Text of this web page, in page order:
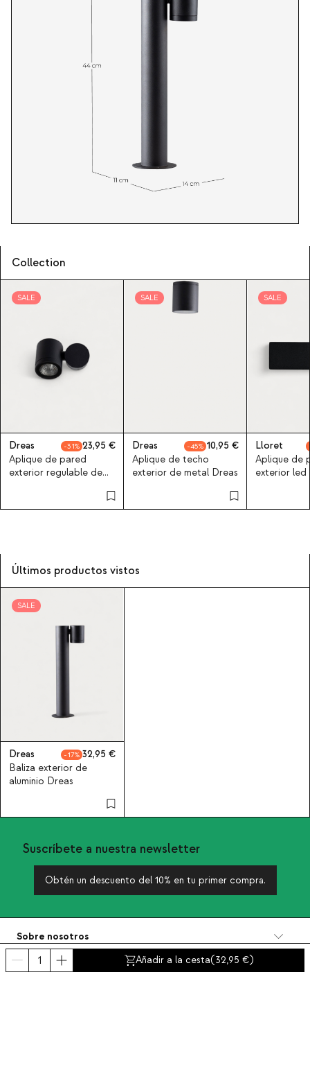
Añadir a la cesta(32,95 )
Collection
SALE
Dreas 31
23,95
Aplique de pared
exterior regulable de
SALE
Dreas 45
10,95
Aplique de techo
exterior de metal Dreas
SALE
Lloret
Aplique de
exterior led
Últimos productos vistos
SALE
Dreas 17
32,95
Baliza exterior de
aluminio Dreas
Suscríbete a nuestra newsletter
Obtén un descuento del 10% en tu primer compra.
Sobre nosotros
Categorías
Contacto y ayuda